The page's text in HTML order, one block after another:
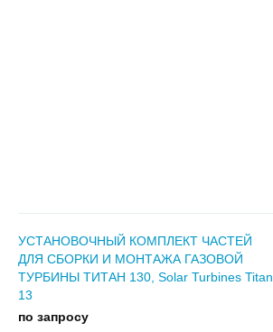
УСТАНОВОЧНЫЙ КОМПЛЕКТ ЧАСТЕЙ
ДЛЯ СБОРКИ И МОНТАЖА ГАЗОВОЙ
ТУРБИНЫ ТИТАН 130, Solar Turbines Titan
13
по запросу